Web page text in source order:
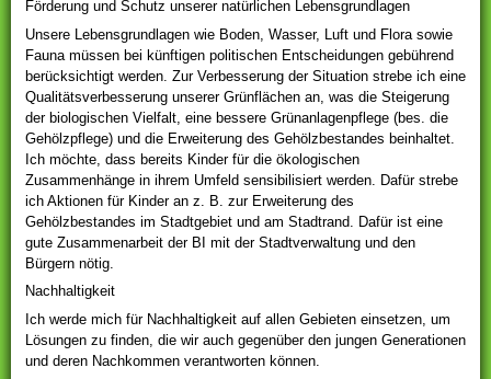
Förderung und Schutz unserer natürlichen Lebensgrundlagen
Unsere Lebensgrundlagen wie Boden, Wasser, Luft und Flora sowie
Fauna müssen bei künftigen politischen Entscheidungen gebührend
berücksichtigt werden. Zur Verbesserung der Situation strebe ich eine
Qualitätsverbesserung unserer Grünflächen an, was die Steigerung
der biologischen Vielfalt, eine bessere Grünanlagenpflege (bes. die
Gehölzpflege) und die Erweiterung des Gehölzbestandes beinhaltet.
Ich möchte, dass bereits Kinder für die ökologischen
Zusammenhänge in ihrem Umfeld sensibilisiert werden. Dafür strebe
ich Aktionen für Kinder an z. B. zur Erweiterung des
Gehölzbestandes im Stadtgebiet und am Stadtrand. Dafür ist eine
gute Zusammenarbeit der BI mit der Stadtverwaltung und den
Bürgern nötig.
Nachhaltigkeit
Ich werde mich für Nachhaltigkeit auf allen Gebieten einsetzen, um
Lösungen zu finden, die wir auch gegenüber den jungen Generationen
und deren Nachkommen verantworten können.